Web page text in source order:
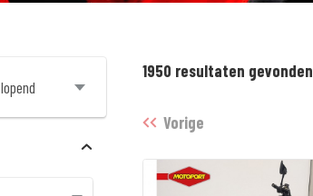
1950 resultaten gevonden
Vorige